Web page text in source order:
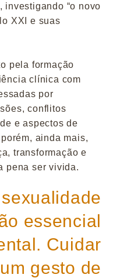
investigando “o novo
XXI e suas
pela formação
clínica com
por
conflitos
e aspectos de
ainda mais,
transformação e
pena ser vivida.
essencial
Cuidar
gesto de